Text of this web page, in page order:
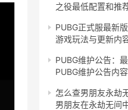
之役最低配置和推
PUBG正式服最新
游戏玩法与更新内
PUBG维护公告：
PUBG维护公告内
怎么查男朋友永劫
男朋友在永劫无间